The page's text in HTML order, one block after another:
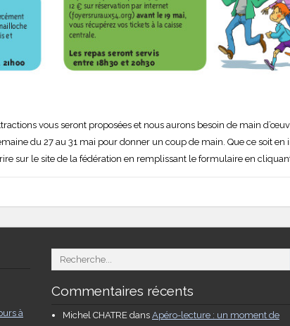
vous seront proposées et nous aurons besoin de main
du 27 au 31 mai pour donner un coup de main. Que ce soit
sur le site de la fédération en remplissant le formulaire en
à
Commentaires récents
Michel CHATRE dans Apéro-lecture : un moment de